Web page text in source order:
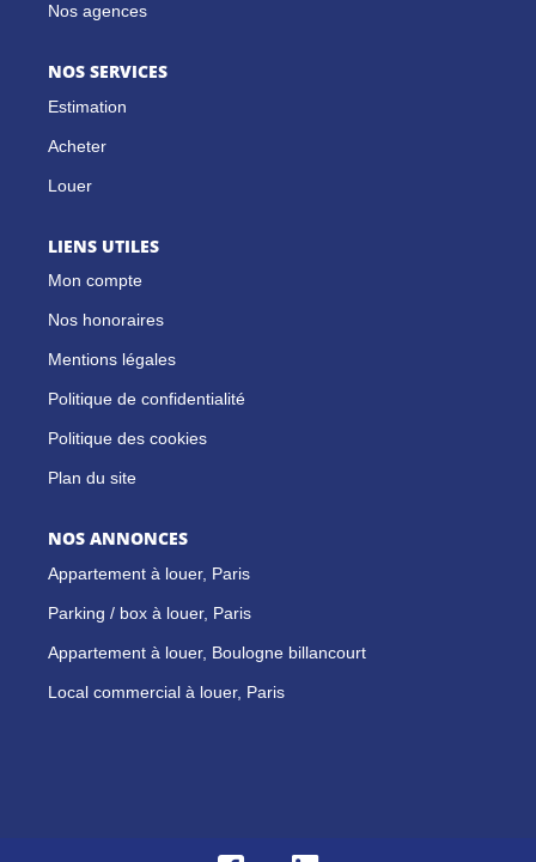
Nos agences
NOS SERVICES
Estimation
Acheter
Louer
LIENS UTILES
Mon compte
Nos honoraires
Mentions légales
Politique de confidentialité
Politique des cookies
Plan du site
NOS ANNONCES
Appartement à louer, Paris
Parking / box à louer, Paris
Appartement à louer, Boulogne billancourt
Local commercial à louer, Paris